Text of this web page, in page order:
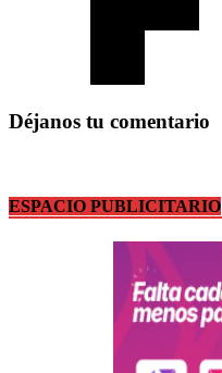
Déjanos tu comentario
ESPACIO PUBLICITARIO